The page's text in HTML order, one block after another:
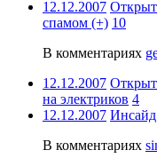
12.12.2007
спамом (+) 10
В комментариях
12.12.2007
на электриков 4
12.12.2007
В комментариях